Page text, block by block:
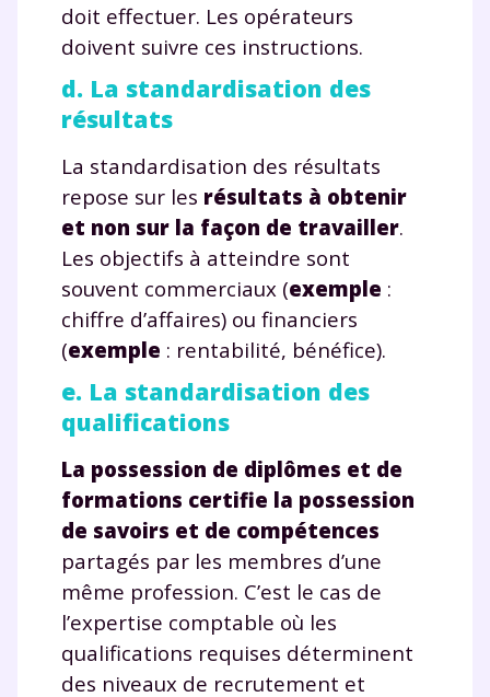
doit effectuer. Les opérateurs
doivent suivre ces instructions.
d. La standardisation des
résultats
La standardisation des résultats
repose sur les résultats à obtenir
et non sur la façon de travailler.
Les objectifs à atteindre sont
souvent commerciaux (exemple :
chiffre d’affaires) ou financiers
(exemple : rentabilité, bénéfice).
e. La standardisation des
qualifications
La possession de diplômes et de
formations certifie la possession
de savoirs et de compétences
partagés par les membres d’une
même profession. C’est le cas de
l’expertise comptable où les
qualifications requises déterminent
des niveaux de recrutement et